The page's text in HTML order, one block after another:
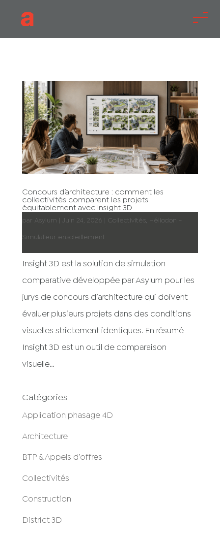
Concours d’architecture : comment les
collectivités comparent les projets
équitablement avec Insight 3D
par Asylum Juin 24, 2026| Collectivités, Héliodon -
Simulateur ensoleillement
Insight 3D est la solution de simulation
comparative développée par Asylum pour les
jurys de concours d’architecture qui doivent
évaluer plusieurs projets dans des conditions
visuelles strictement identiques. En résumé
Insight 3D est un outil de comparaison
visuelle...
Catégories
Application phasage 4D
Architecture
BTP & Appels d’offres
Collectivités
Construction
District 3D